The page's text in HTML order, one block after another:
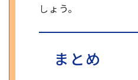
しょう。
まとめ